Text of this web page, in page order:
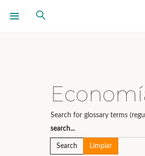
Search for glossary terms